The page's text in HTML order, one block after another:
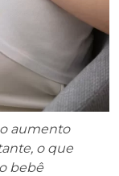
aumento
o que
bebê